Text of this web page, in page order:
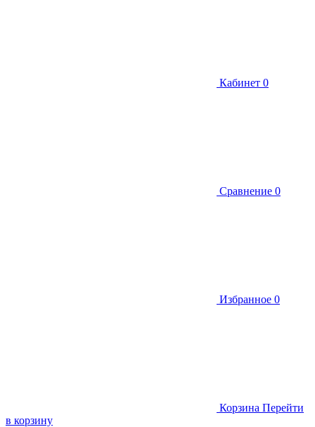
Кабинет 0
Сравнение 0
Избранное 0
Корзина Перейти
в корзину